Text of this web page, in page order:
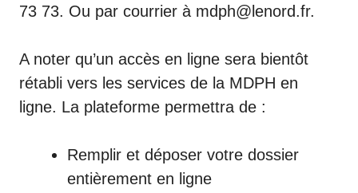
73 73. Ou par courrier à mdph@lenord.fr.
A noter qu’un accès en ligne sera bientôt
rétabli vers les services de la MDPH en
ligne. La plateforme permettra de :
Remplir et déposer votre dossier
entièrement en ligne